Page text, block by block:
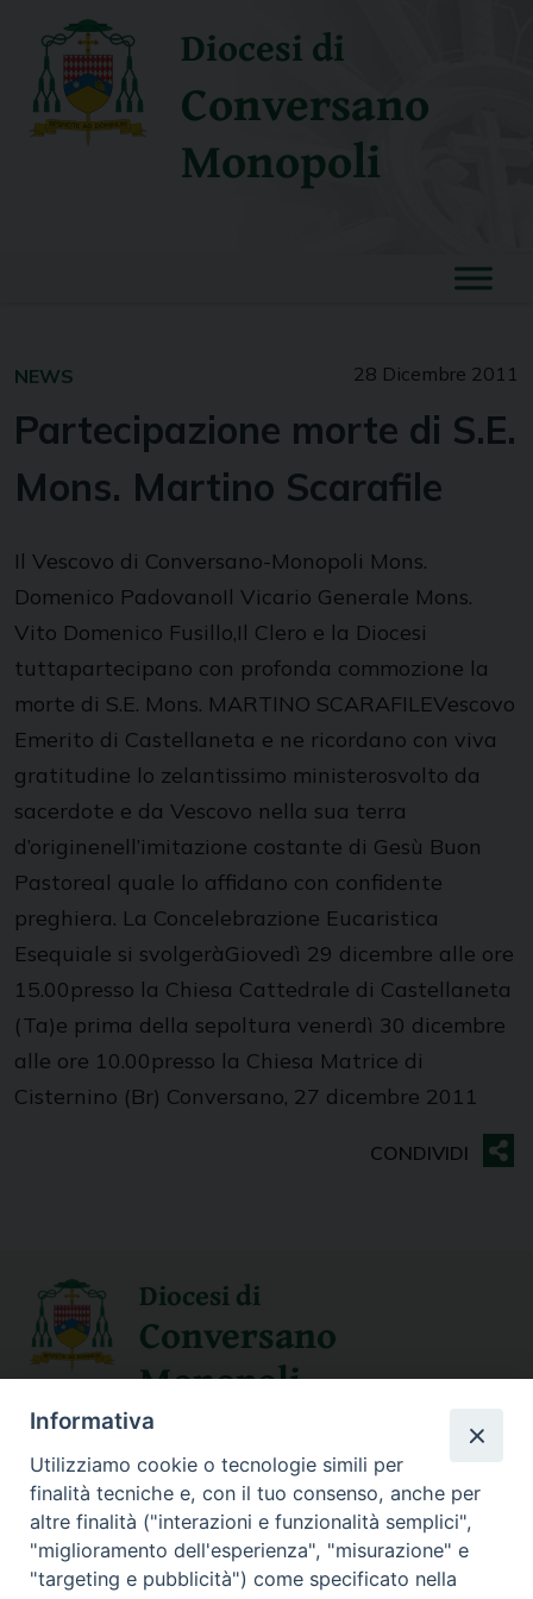
content
Diocesi di
Conversano
Monopoli
28 Dicembre 2011
NEWS
Partecipazione morte di S.E.
Mons. Martino Scarafile
Il Vescovo di Conversano-Monopoli Mons.
Domenico PadovanoIl Vicario Generale Mons.
Vito Domenico Fusillo,Il Clero e la Diocesi
tuttapartecipano con profonda commozione la
morte di S.E. Mons. MARTINO SCARAFILEVescovo
Emerito di Castellaneta e ne ricordano con viva
gratitudine lo zelantissimo ministerosvolto da
sacerdote e da Vescovo nella sua terra
d’originenell’imitazione costante di Gesù Buon
Pastoreal quale lo affidano con confidente
preghiera. La Concelebrazione Eucaristica
Esequiale si svolgeràGiovedì 29 dicembre alle ore
15.00presso la Chiesa Cattedrale di Castellaneta
(Ta)e prima della sepoltura venerdì 30 dicembre
alle ore 10.00presso la Chiesa Matrice di
Cisternino (Br) Conversano, 27 dicembre 2011
Diocesi di
Conversano
Monopoli
SEGUICI SU
Contatti
Informativa
Utilizziamo cookie o tecnologie simili per
finalità tecniche e, con il tuo consenso, anche per
altre finalità ("interazioni e funzionalità semplici",
"miglioramento dell'esperienza", "misurazione" e
"targeting e pubblicità") come specificato nella